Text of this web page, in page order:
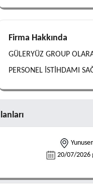
Firma Hakkında
GÜLERYÜZ GROUP
PERSONEL İSTİHDAMI
20/07/2026